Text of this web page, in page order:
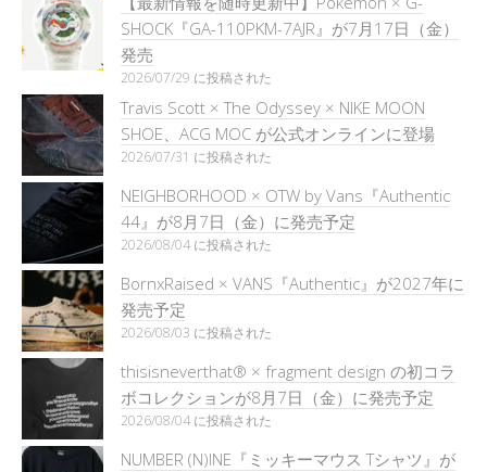
SHOCK『GA-110PKM-7AJR』が7月17日（金）
発売
2026/07/29 に投稿された
Travis Scott × The Odyssey × NIKE MOON
SHOE、ACG MOC が公式オンラインに登場
2026/07/31 に投稿された
NEIGHBORHOOD × OTW by Vans『Authentic
44』が8月7日（金）に発売予定
2026/08/04 に投稿された
BornxRaised × VANS『Authentic』が2027年に
発売予定
2026/08/03 に投稿された
thisisneverthat® × fragment design の初コラ
ボコレクションが8月7日（金）に発売予定
2026/08/04 に投稿された
NUMBER (N)INE『ミッキーマウス Tシャツ』が